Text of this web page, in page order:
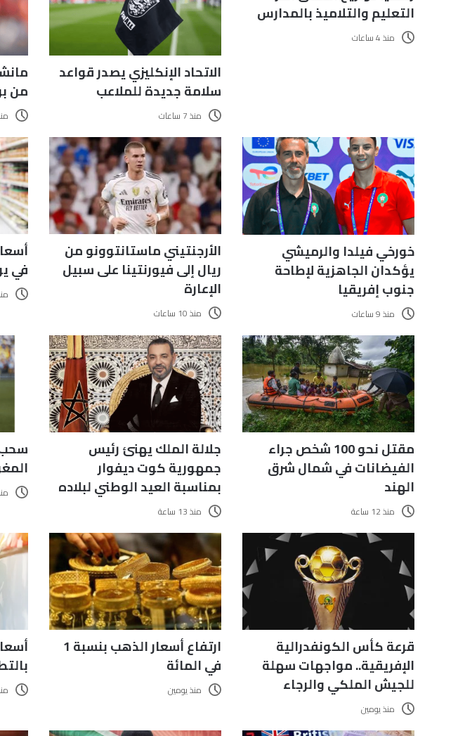
التعليم والتلاميذ بالمدارس
منذ 4 ساعات
الاتحاد الإنكليزي يصدر قواعد
سلامة جديدة للملاعب
منذ 7 ساعات
من
منذ 8
خورخي فيلدا والرميشي
يؤكدان الجاهزية لإطاحة
جنوب إفريقيا
منذ 9 ساعات
الأرجنتيني ماستانتوونو من
ريال إلى فيورنتينا على سبيل
الإعارة
منذ 10 ساعات
في يوليو
منذ
مقتل نحو 100 شخص جراء
الفيضانات في شمال شرق
الهند
منذ 12 ساعة
جلالة الملك يهنئ رئيس
جمهورية كوت ديفوار
بمناسبة العيد الوطني لبلاده
منذ 13 ساعة
سحب
قرعة كأس الكونفدرالية
الإفريقية.. مواجهات سهلة
للجيش الملكي والرجاء
منذ يومين
ارتفاع أسعار الذهب بنسبة 1
في المائة
منذ يومين